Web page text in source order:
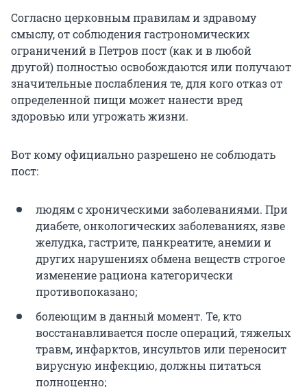
Согласно церковным правилам и здравому
смыслу, от соблюдения гастрономических
ограничений в Петров пост (как и в любой
другой) полностью освобождаются или получают
значительные послабления те, для кого отказ от
определенной пищи может нанести вред
здоровью или угрожать жизни.
Вот кому официально разрешено не соблюдать
пост:
людям с хроническими заболеваниями. При
диабете, онкологических заболеваниях, язве
желудка, гастрите, панкреатите, анемии и
других нарушениях обмена веществ строгое
изменение рациона категорически
противопоказано;
болеющим в данный момент. Те, кто
восстанавливается после операций, тяжелых
травм, инфарктов, инсультов или переносит
вирусную инфекцию, должны питаться
полноценно;